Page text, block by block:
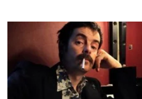
Tout Dostoïevski - Critique sortie Théâtre
Scène nationale de Sénart